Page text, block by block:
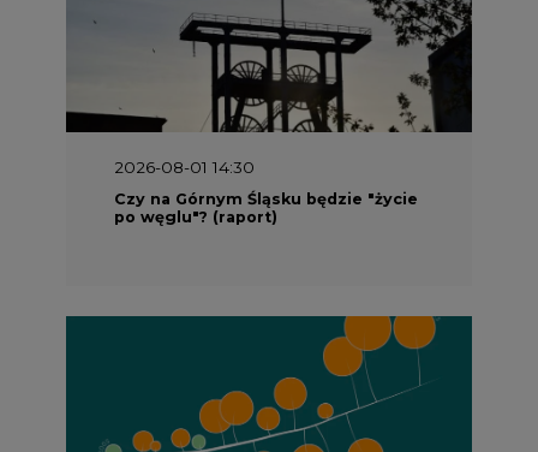
2026-08-01 14:30
Czy na Górnym Śląsku będzie "życie
po węglu"? (raport)